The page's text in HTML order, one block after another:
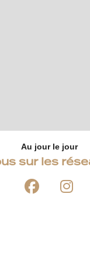
Au jour le jour
sur les